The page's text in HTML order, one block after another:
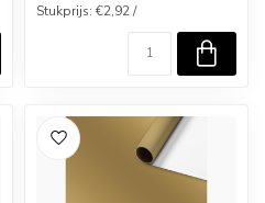
Stukprijs: €2,92 /